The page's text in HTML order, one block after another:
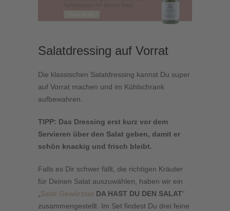
Salatdressing auf Vorrat
Die klassischen Salatdressing kannst Du super
auf Vorrat machen und im Kühlschrank
aufbewahren.
TIPP: Das Dressing erst kurz vor dem
Servieren über den Salat geben, damit er
schön knackig und frisch bleibt.
Falls es Dir schwer fällt, die richtigen Kräuter
für Deinen Salat auszuwählen, haben wir ein
„Salat Gewürzset DA HAST DU DEN SALAT“
zusammengestellt. Im Set findest Du drei feine